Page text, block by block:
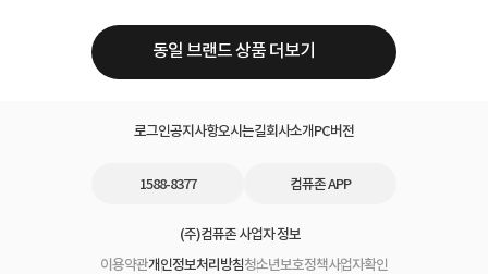
동일 브랜드 상품 더보기
로그인공지사항오시는길회사소개PC버전
1588-8377 컴퓨존 APP
(주)컴퓨존 사업자 정보
이용약관개인정보처리방침청소년보호정책사업자확인